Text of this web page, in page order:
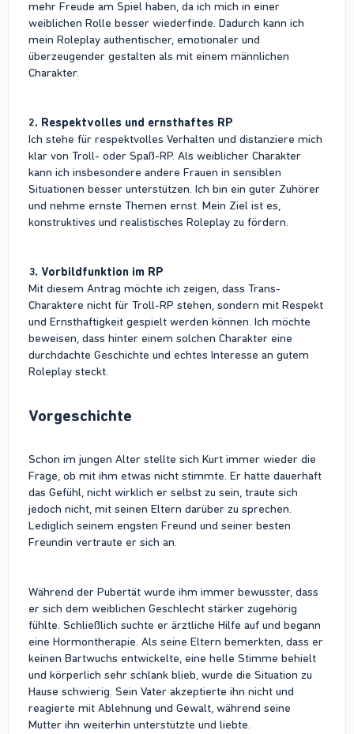
mehr Freude am Spiel haben, da ich mich in einer
weiblichen Rolle besser wiederfinde. Dadurch kann ich
mein Roleplay authentischer, emotionaler und
überzeugender gestalten als mit einem männlichen
Charakter.
2. Respektvolles und ernsthaftes RP
Ich stehe für respektvolles Verhalten und distanziere mich
klar von Troll- oder Spaß-RP. Als weiblicher Charakter
kann ich insbesondere andere Frauen in sensiblen
Situationen besser unterstützen. Ich bin ein guter Zuhörer
und nehme ernste Themen ernst. Mein Ziel ist es,
konstruktives und realistisches Roleplay zu fördern.
3. Vorbildfunktion im RP
Mit diesem Antrag möchte ich zeigen, dass Trans-
Charaktere nicht für Troll-RP stehen, sondern mit Respekt
und Ernsthaftigkeit gespielt werden können. Ich möchte
beweisen, dass hinter einem solchen Charakter eine
durchdachte Geschichte und echtes Interesse an gutem
Roleplay steckt.
Vorgeschichte​
Schon im jungen Alter stellte sich Kurt immer wieder die
Frage, ob mit ihm etwas nicht stimmte. Er hatte dauerhaft
das Gefühl, nicht wirklich er selbst zu sein, traute sich
jedoch nicht, mit seinen Eltern darüber zu sprechen.
Lediglich seinem engsten Freund und seiner besten
Freundin vertraute er sich an.
Während der Pubertät wurde ihm immer bewusster, dass
er sich dem weiblichen Geschlecht stärker zugehörig
fühlte. Schließlich suchte er ärztliche Hilfe auf und begann
eine Hormontherapie. Als seine Eltern bemerkten, dass er
keinen Bartwuchs entwickelte, eine helle Stimme behielt
und körperlich sehr schlank blieb, wurde die Situation zu
Hause schwierig. Sein Vater akzeptierte ihn nicht und
reagierte mit Ablehnung und Gewalt, während seine
Mutter ihn weiterhin unterstützte und liebte.